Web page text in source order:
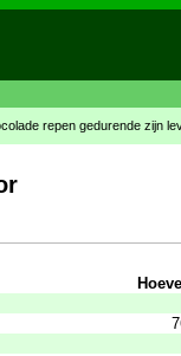
repen gedurende zijn